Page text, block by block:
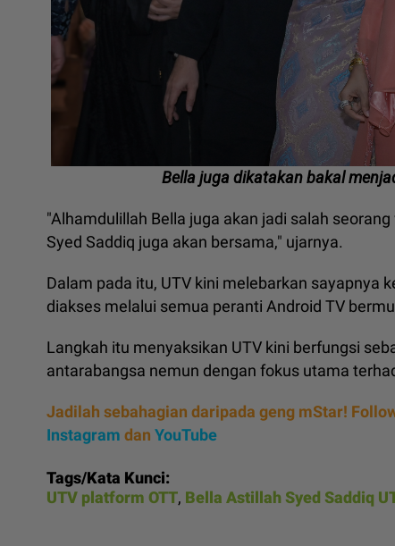
Bella juga dikatakan bakal
"Alhamdulillah Bella juga akan jadi salah
Syed Saddiq juga akan bersama," ujarnya.
Dalam pada itu, UTV kini melebarkan sayapnya
diakses melalui semua peranti Android TV
Langkah itu menyaksikan UTV kini berfungsi
antarabangsa nemun dengan fokus utama
Jadilah sebahagian daripada geng mStar!
Instagram dan YouTube
Tags/Kata Kunci:
UTV platform OTT, Bella Astillah Syed Saddiq